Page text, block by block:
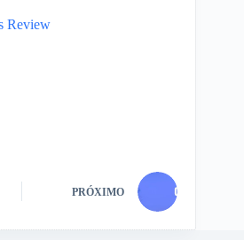
Review
PRÓXIMO